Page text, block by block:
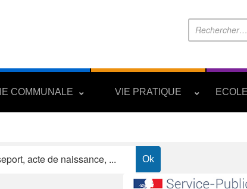
COMMUNALE VIE PRATIQUE